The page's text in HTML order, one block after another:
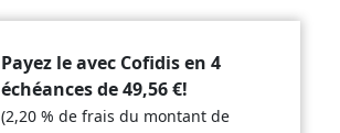
Payez le avec Cofidis en 4
échéances de49,56€!
(2,20 % de frais du montant de